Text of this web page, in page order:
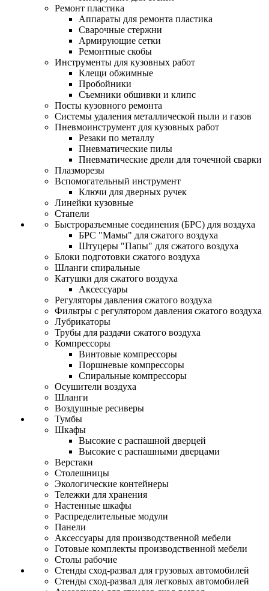
Ремонт пластика
Аппараты для ремонта пластика
Сварочные стержни
Армирующие сетки
Ремонтные скобы
Инструменты для кузовных работ
Клещи обжимные
Пробойники
Съемники обшивки и клипс
Посты кузовного ремонта
Системы удаления металлической пыли и газов
Пневмоинструмент для кузовных работ
Резаки по металлу
Пневматические пилы
Пневматические дрели для точечной сварки
Плазморезы
Вспомогательный инструмент
Ключи для дверных ручек
Линейки кузовные
Стапели
Быстроразъемные соединения (БРС) для воздуха
БРС "Мамы" для сжатого воздуха
Штуцеры "Папы" для сжатого воздуха
Блоки подготовки сжатого воздуха
Шланги спиральные
Катушки для сжатого воздуха
Аксессуары
Регуляторы давления сжатого воздуха
Фильтры с регулятором давления сжатого воздуха
Лубрикаторы
Трубы для раздачи сжатого воздуха
Компрессоры
Винтовые компрессоры
Поршневые компрессоры
Спиральные компрессоры
Осушители воздуха
Шланги
Воздушные ресиверы
Тумбы
Шкафы
Высокие с распашной дверцей
Высокие с распашными дверцами
Верстаки
Столешницы
Экологические контейнеры
Тележки для хранения
Настенные шкафы
Распределительные модули
Панели
Аксессуары для производственной мебели
Готовые комплекты производственной мебели
Столы рабочие
Стенды сход-развал для грузовых автомобилей
Стенды сход-развал для легковых автомобилей